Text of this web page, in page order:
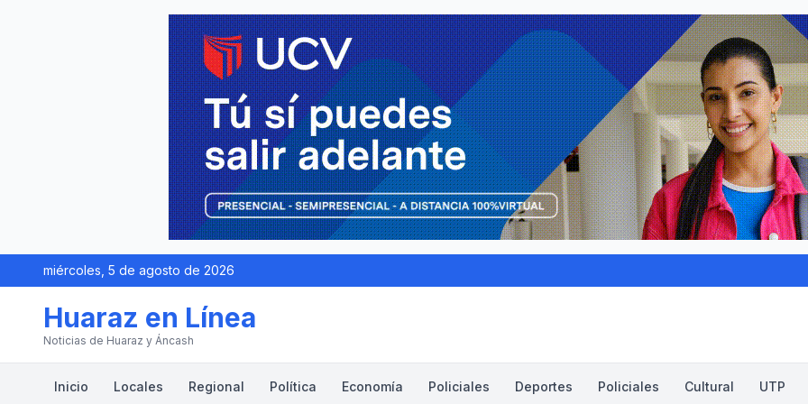
miércoles, 5 de agosto de 2026
Huaraz en Línea
Noticias de Huaraz y Áncash
Inicio Locales Regional Política Economía Policiales Deportes Policiales Cultural UTP